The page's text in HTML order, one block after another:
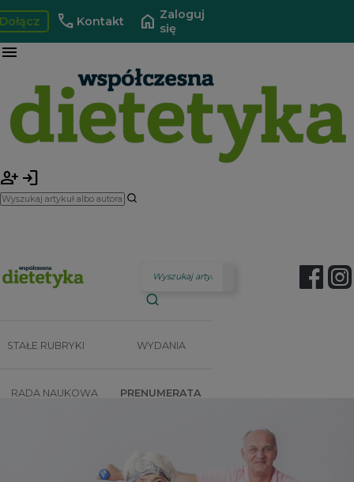
call Kontakt home Zaloguj
się
menu
person_add login
STAŁE RUBRYKI WYDANIA
RADA NAUKOWA PRENUMERATA